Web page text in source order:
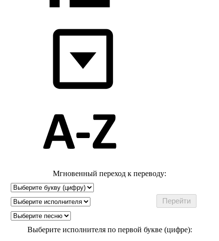
Мгновенный переход к переводу:
Выберите исполнителя по первой букве (цифре):